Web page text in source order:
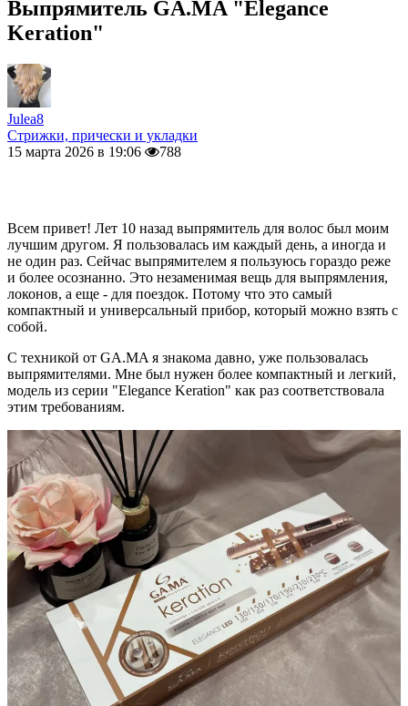
Выпрямитель GA.MA "Elegance
Keration"
Julea8
Стрижки, прически и укладки
15 марта 2026 в 19:06
788
Всем привет! Лет 10 назад выпрямитель для волос был моим
лучшим другом. Я пользовалась им каждый день, а иногда и
не один раз. Сейчас выпрямителем я пользуюсь гораздо реже
и более осознанно. Это незаменимая вещь для выпрямления,
локонов, а еще - для поездок. Потому что это самый
компактный и универсальный прибор, который можно взять с
собой.
С техникой от GA.MA я знакома давно, уже пользовалась
выпрямителями. Мне был нужен более компактный и легкий,
модель из серии "Elegance Keration" как раз соответствовала
этим требованиям.